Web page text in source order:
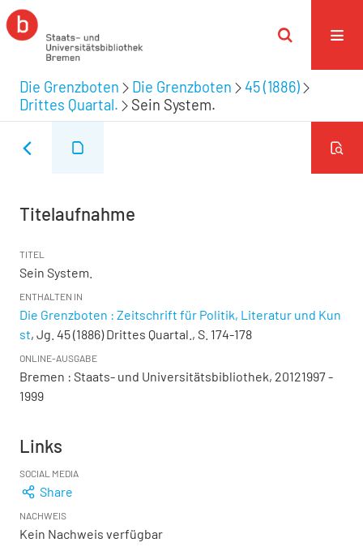
Die Grenzboten Die Grenzboten
45 (1886)
Drittes Quartal.
Sein System.
Titelaufnahme
TITEL
Sein System.
ENTHALTEN IN
Die Grenzboten : Zeitschrift für Politik, Literatur und Kun
st, Jg. 45 (1886) Drittes Quartal., S. 174-178
ONLINE-AUSGABE
Bremen : Staats- und Universitätsbibliothek, 20121997 -
1999
Links
SOCIAL MEDIA
Share
NACHWEIS
Kein Nachweis verfügbar